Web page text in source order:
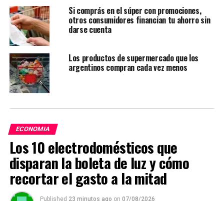
Si comprás en el súper con promociones,
otros consumidores financian tu ahorro sin
darse cuenta
Los productos de supermercado que los
argentinos compran cada vez menos
ECONOMIA
Los 10 electrodomésticos que
disparan la boleta de luz y cómo
recortar el gasto a la mitad
Published 23 minutos ago on 07/08/2026